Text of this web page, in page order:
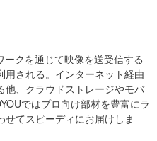
ークを通じて映像を送受信する
用される。インターネット経由
他、クラウドストレージやモバ
ではプロ向け部材を豊富にラ
てスピーディにお届けしま